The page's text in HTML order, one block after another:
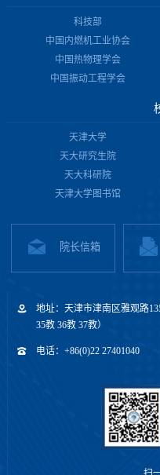
科技部
中国内燃机工业协会
中国热物理学会
中国振动工程学会
天津大学
天大研究生院
天大科研院
天津大学图书馆
院长信箱
地址：天津市津南区雅观路
35教 36教 37教）
电话：+86(0)22 27401040